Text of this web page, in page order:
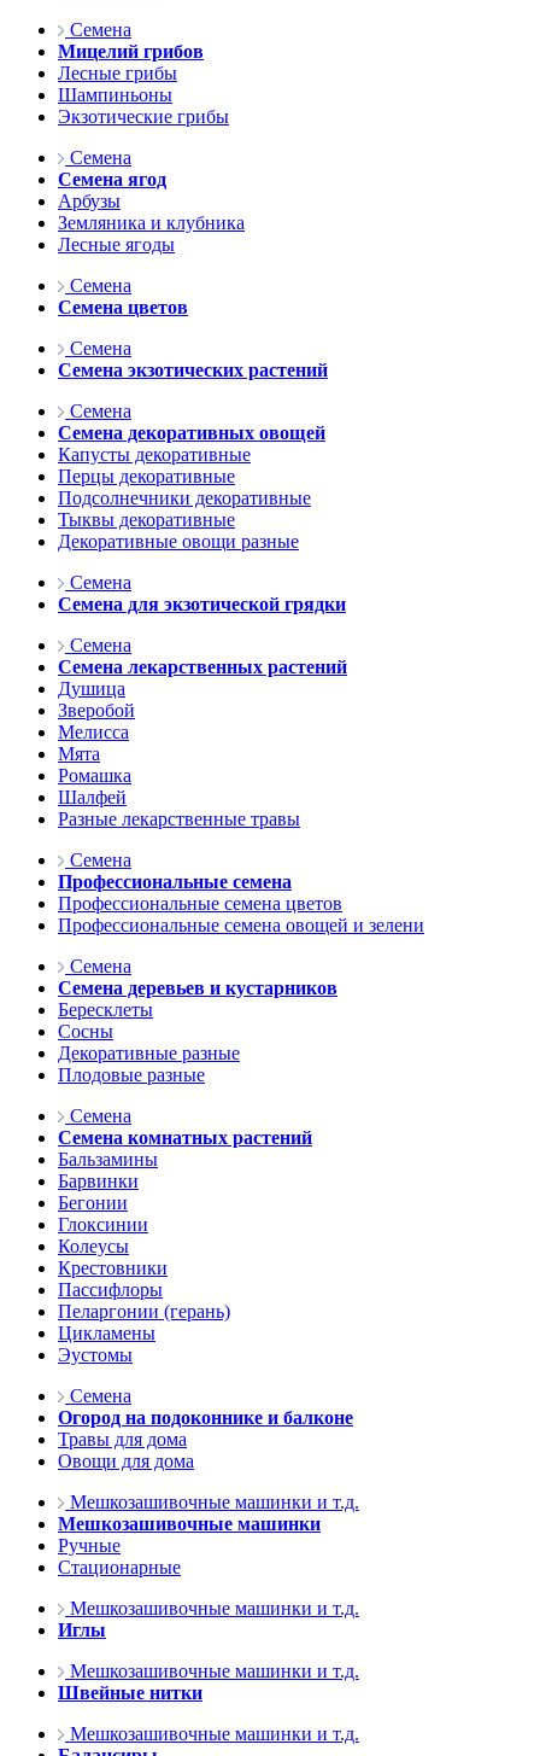
Семена
Мицелий грибов
Лесные грибы
Шампиньоны
Экзотические грибы
Семена
Семена ягод
Арбузы
Земляника и клубника
Лесные ягоды
Семена
Семена цветов
Семена
Семена экзотических растений
Семена
Семена декоративных овощей
Капусты декоративные
Перцы декоративные
Подсолнечники декоративные
Тыквы декоративные
Декоративные овощи разные
Семена
Семена для экзотической грядки
Семена
Семена лекарственных растений
Душица
Зверобой
Мелисса
Мята
Ромашка
Шалфей
Разные лекарственные травы
Семена
Профессиональные семена
Профессиональные семена цветов
Профессиональные семена овощей и зелени
Семена
Семена деревьев и кустарников
Бересклеты
Сосны
Декоративные разные
Плодовые разные
Семена
Семена комнатных растений
Бальзамины
Барвинки
Бегонии
Глоксинии
Колеусы
Крестовники
Пассифлоры
Пеларгонии (герань)
Цикламены
Эустомы
Семена
Огород на подоконнике и балконе
Травы для дома
Овощи для дома
Мешкозашивочные машинки и т.д.
Мешкозашивочные машинки
Ручные
Стационарные
Мешкозашивочные машинки и т.д.
Иглы
Мешкозашивочные машинки и т.д.
Швейные нитки
Мешкозашивочные машинки и т.д.